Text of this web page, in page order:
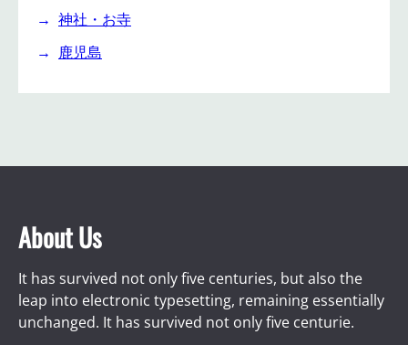
神社・お寺
鹿児島
About Us
It has survived not only five centuries, but also the
leap into electronic typesetting, remaining essentially
unchanged. It has survived not only five centurie.